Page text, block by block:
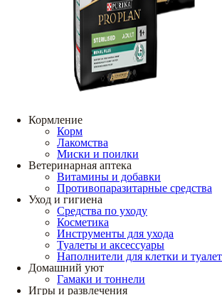
Кормление
Корм
Лакомства
Миски и поилки
Ветеринарная аптека
Витамины и добавки
Противопаразитарные средства
Уход и гигиена
Средства по уходу
Косметика
Инструменты для ухода
Туалеты и аксессуары
Наполнители для клетки и
Домашний уют
Гамаки и тоннели
Игры и развлечения